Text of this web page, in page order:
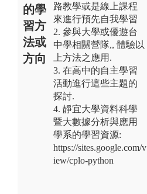
的學
習方
法或
方向
路教學或是線上課程
來進行預先自我學習
2. 參與大學或優遊台
中學相關營隊,, 體驗以
上方法之應用.
3. 在高中的自主學習
活動進行這些主題的
探討.
4. 靜宜大學資料科學
暨大數據分析與應用
學系的學習資源:
https://sites.google.com/v
iew/cplo-python